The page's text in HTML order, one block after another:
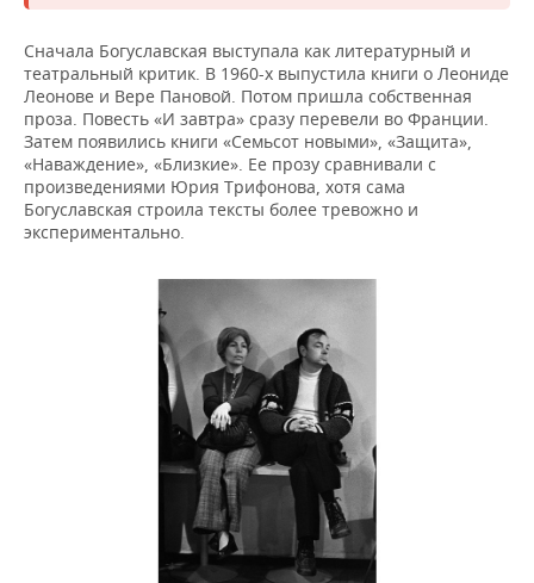
Сначала Богуславская выступала как литературный и
театральный критик. В 1960-х выпустила книги о Леониде
Леонове и Вере Пановой. Потом пришла собственная
проза. Повесть «И завтра» сразу перевели во Франции.
Затем появились книги «Семьсот новыми», «Защита»,
«Наваждение», «Близкие». Ее прозу сравнивали с
произведениями Юрия Трифонова, хотя сама
Богуславская строила тексты более тревожно и
экспериментально.